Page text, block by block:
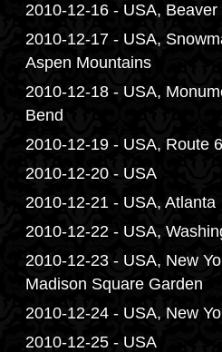
2010-12-16 - USA, Beaver
2010-12-17 - USA,
Aspen Mountains
2010-12-18 - USA,
Bend
2010-12-19 - USA, Route
2010-12-20 - USA
2010-12-21 - USA, Atlanta
2010-12-22 - USA,
2010-12-23 - USA, New
Madison Square Garden
2010-12-24 - USA, New
2010-12-25 - USA